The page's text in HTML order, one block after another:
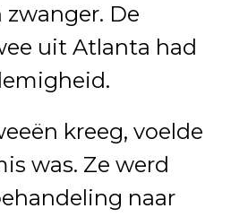
De
uit Atlanta had
kreeg, voelde
was. Ze werd
naar